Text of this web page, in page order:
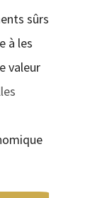
sûrs
à les
valeur